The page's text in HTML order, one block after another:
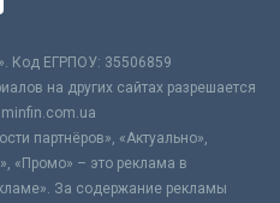
Код ЕГРПОУ: 35506859
на других сайтах разрешается
партнёров», «Актуально»,
«Промо» – это реклама в
За содержание рекламы